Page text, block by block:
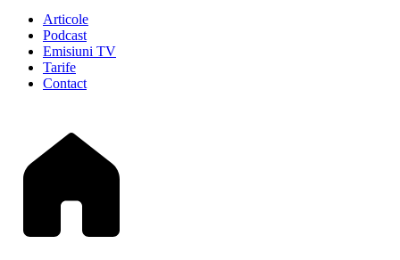
Articole
Podcast
Emisiuni TV
Tarife
Contact